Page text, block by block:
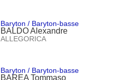
Baryton / Baryton-basse
BALDO Alexandre
ALLEGORICA
Baryton / Baryton-basse
BAREA Tommaso